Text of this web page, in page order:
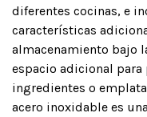
diferentes cocinas, e
características
almacenamiento bajo
espacio adicional
ingredientes o
acero inoxidable es